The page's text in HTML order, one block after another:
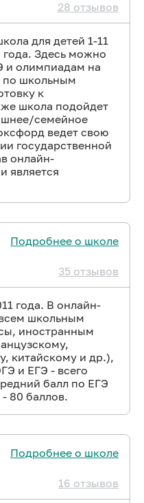
28 отзывов
для детей 1-11
года. Здесь можно
и олимпиадам на
по школьным
к
школа подойдет
семейное
ведет свою
государственной
онлайн-
является
Подробнее о школе
35 отзывов
года. В онлайн-
школьным
иностранным
китайскому и др.),
и ЕГЭ - всего
балл по ЕГЭ
80 баллов.
Подробнее о школе
16 отзывов